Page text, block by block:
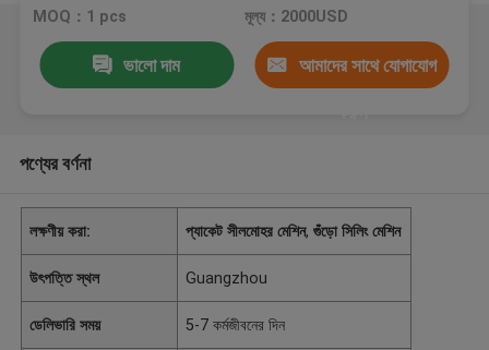
MOQ：1 pcs মূল্য：2000USD
ভালো দাম আমাদের সাথে যোগাযোগ
পণ্যের বর্ণনা
লক্ষণীয় করা: প্যাকেট সীলমোহর মেশিন,গুঁড়ো সিলিং মেশিন
উৎপত্তি স্থল Guangzhou
ডেলিভারি সময় 5-7 কর্মজীবনের দিন